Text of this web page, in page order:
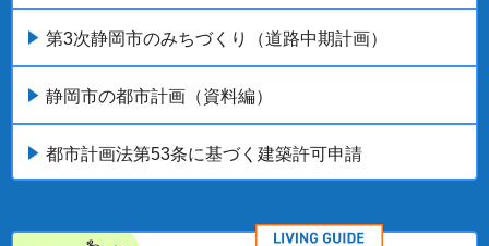
第3次静岡市のみちづくり（道路中期計画）
静岡市の都市計画（資料編）
都市計画法第53条に基づく建築許可申請